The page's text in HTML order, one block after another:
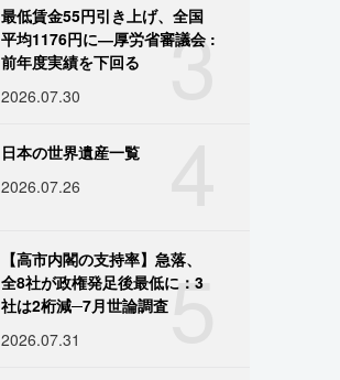
3
最低賃金55円引き上げ、全国
平均1176円に―厚労省審議会 :
前年度実績を下回る
2026.07.30
日本の世界遺産一覧
2026.07.26
5
【高市内閣の支持率】急落、
全8社が政権発足後最低に：3
社は2桁減─7月世論調査
2026.07.31